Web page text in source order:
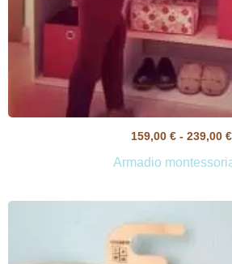
159,00 € - 239,00 €
Armadio